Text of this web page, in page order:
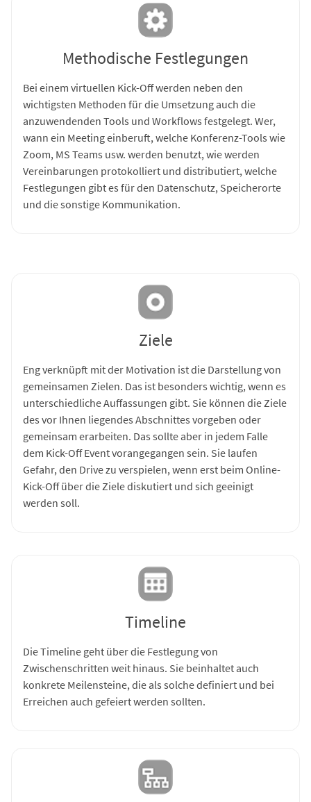
Methodische Festlegungen
Bei einem virtuellen Kick-Off werden neben den
wichtigsten Methoden für die Umsetzung auch die
anzuwendenden Tools und Workflows festgelegt. Wer,
wann ein Meeting einberuft, welche Konferenz-Tools wie
Zoom, MS Teams usw. werden benutzt, wie werden
Vereinbarungen protokolliert und distributiert, welche
Festlegungen gibt es für den Datenschutz, Speicherorte
und die sonstige Kommunikation.
Ziele
Eng verknüpft mit der Motivation ist die Darstellung von
gemeinsamen Zielen. Das ist besonders wichtig, wenn es
unterschiedliche Auffassungen gibt. Sie können die Ziele
des vor Ihnen liegendes Abschnittes vorgeben oder
gemeinsam erarbeiten. Das sollte aber in jedem Falle
dem Kick-Off Event vorangegangen sein. Sie laufen
Gefahr, den Drive zu verspielen, wenn erst beim Online-
Kick-Off über die Ziele diskutiert und sich geeinigt
werden soll.
Timeline
Die Timeline geht über die Festlegung von
Zwischenschritten weit hinaus. Sie beinhaltet auch
konkrete Meilensteine, die als solche definiert und bei
Erreichen auch gefeiert werden sollten.